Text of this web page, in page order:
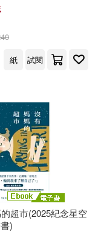
紙
試閱
超市(2025紀念星空
)